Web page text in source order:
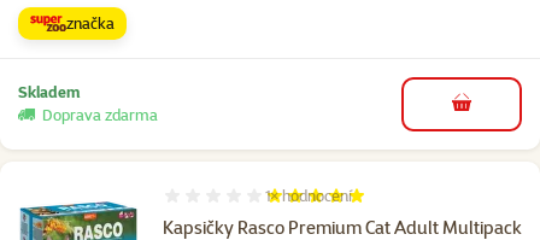
značka
Skladem
Doprava zdarma
do košíku
Kapsičky Rasco Premium Cat Adult Multipack
Hodnocení 100%, počet hodnocení: 1
1×hodnocení